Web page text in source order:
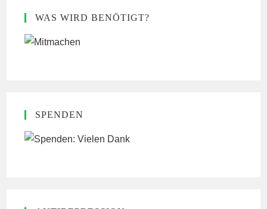
WAS WIRD BENÖTIGT?
SPENDEN